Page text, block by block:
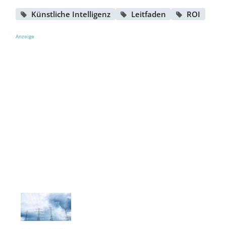
Künstliche Intelligenz Leitfaden ROI
Anzeige